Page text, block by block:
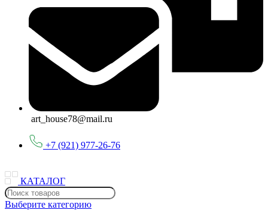
art_house78@mail.ru
+7 (921) 977-26-76
КАТАЛОГ
Выберите категорию